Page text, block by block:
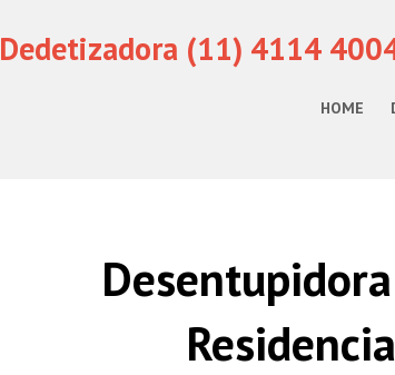
Dedetizadora (11) 4114
HOME